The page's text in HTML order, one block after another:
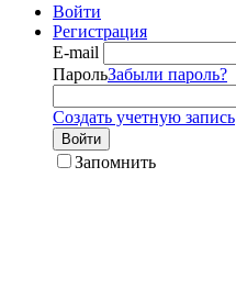
Войти
Регистрация
E-mail
ПарольЗабыли пароль?
Создать учетную запись
Войти
Запомнить